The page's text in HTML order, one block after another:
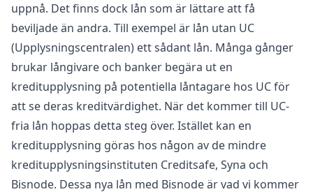
uppnå. Det finns dock lån som är lättare att få
beviljade än andra. Till exempel är lån utan UC
(Upplysningscentralen) ett sådant lån. Många gånger
brukar långivare och banker begära ut en
kreditupplysning på potentiella låntagare hos UC för
att se deras kreditvärdighet. När det kommer till UC-
fria lån hoppas detta steg över. Istället kan en
kreditupplysning göras hos någon av de mindre
kreditupplysningsinstituten Creditsafe, Syna och
Bisnode. Dessa nya lån med Bisnode är vad vi kommer